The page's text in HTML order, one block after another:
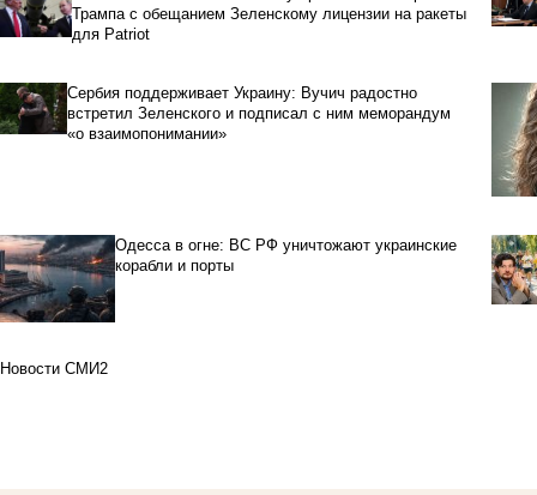
Трампа с обещанием Зеленскому лицензии на ракеты
для Patriot
Сербия поддерживает Украину: Вучич радостно
встретил Зеленского и подписал с ним меморандум
«о взаимопонимании»
Одесса в огне: ВС РФ уничтожают украинские
корабли и порты
Новости СМИ2